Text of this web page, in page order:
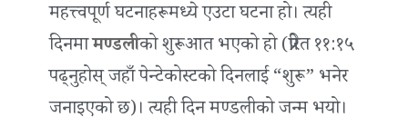
महत्त्वपूर्ण घटनाहरूमध्ये एउटा घटना हो। त्यही
दिनमामण्डलीको शुरूआत भएको हो (प्रेरित ११:१५
पढ्नुहोस् जहाँ पेन्टेकोस्टको दिनलाई “शुरू” भनेर
जनाइएको छ)। त्यही दिन मण्डलीको जन्म भयो।